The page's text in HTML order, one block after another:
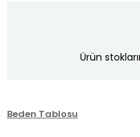
Ürün
Beden Tablosu